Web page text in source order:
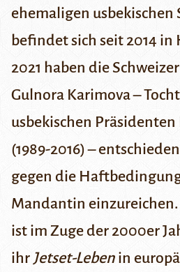
ehemaligen usbekischen
befindet sich seit 2014 in
2021 haben die
Gulnora Karimova–
usbekischen Präsidenten
(1989-2016) –
gegen die
Mandantin
ist im Zuge der 2000er
ihr Jetset-Leben in